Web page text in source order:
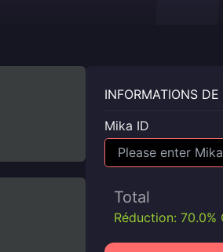
INFORMATIONS DE
Mika ID
Total
Réduction: 70.0%